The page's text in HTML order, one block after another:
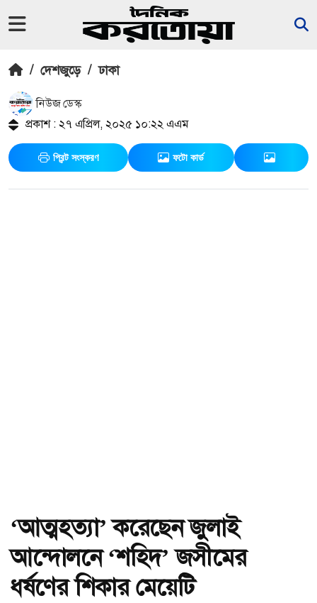
/ দেশজুড়ে / ঢাকা
নিউজ ডেস্ক
প্রকাশ : ২৭ এপ্রিল, ২০২৫ ১০:২২ এএম
প্রিন্ট সংস্করণ ফটো কার্ড
‘আত্মহত্যা’ করেছেন জুলাই
আন্দোলনে ‘শহিদ’ জসীমের
ধর্ষণের শিকার মেয়েটি